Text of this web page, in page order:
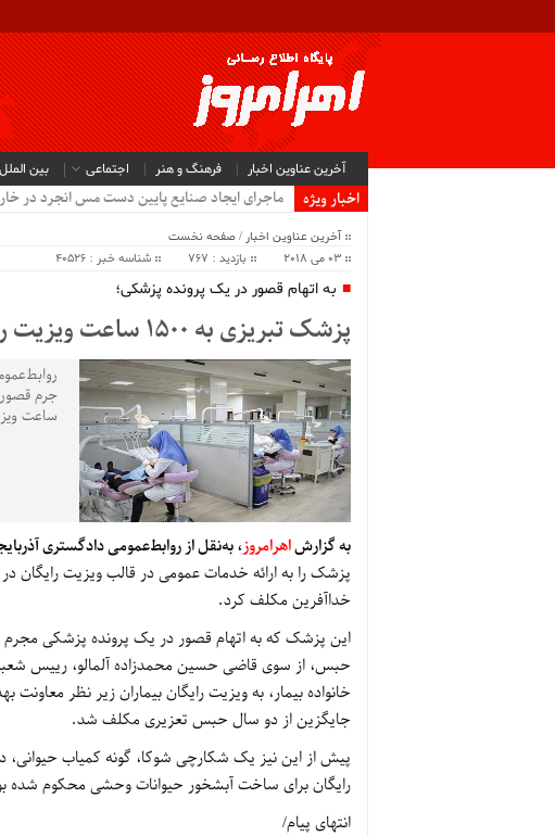
آخرین عناوین اخبار فرهنگ و هنر اجتماعی بین الملل
اخبار ویژه
ماجرای ایجاد صنایع پایین دست مس انجرد در
آخرین عناوین اخبار /صفحه نخست
03 می 2018
بازدید : 767 شناسه خبر : 40526
به اتهام قصور در یک پرونده پزشکی؛
پزشک تبریزی به ۱۵۰۰ ساعت ویزیت رایگان محکوم شد
ساعت
به گزارشاهرامروز، به‌نقل از روابط‌عمومی دادگستری
پزشک را به ارائه خدمات عمومی در قالب ویزیت رایگان
خداآفرین مکلف کرد.
این پزشک که به اتهام قصور در یک پرونده پزشکی مجرم
خانواده بیمار، به ویزیت رایگان بیماران زیر نظر
جایگزین از دو سال حبس تعزیری مکلف شد.
رایگان برای ساخت آبشخور حیوانات وحشی محکوم شده
انتهای پیام/